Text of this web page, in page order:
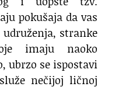
pokušaja da vas
stranke
imaju naoko
ubrzo se ispostavi
nečijoj ličnoj